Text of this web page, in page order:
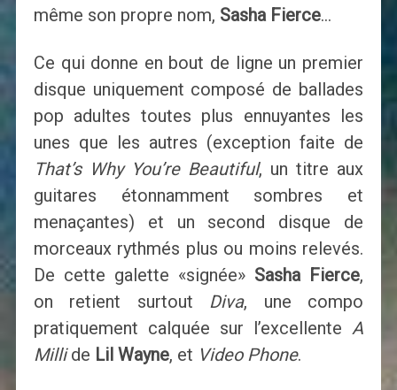
même son propre nom, Sasha Fierce…
Ce qui donne en bout de ligne un premier
disque uniquement composé de ballades
pop adultes toutes plus ennuyantes les
unes que les autres (exception faite de
That’s Why You’re Beautiful, un titre aux
guitares étonnamment sombres et
menaçantes) et un second disque de
morceaux rythmés plus ou moins relevés.
De cette galette «signée» Sasha Fierce,
on retient surtout Diva, une compo
pratiquement calquée sur l’excellente A
Millide Lil Wayne, et Video Phone.